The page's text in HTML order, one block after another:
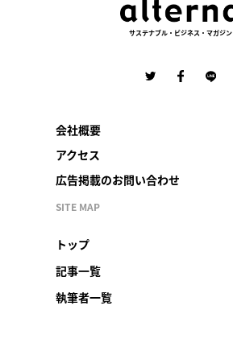
サステナブル・ビジネス・マガジン
会社概要
アクセス
広告掲載のお問い合わせ
SITE MAP
トップ
記事一覧
執筆者一覧